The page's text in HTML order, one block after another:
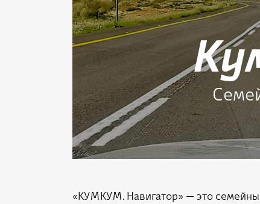
«КУМКУМ. Навигатор» — это